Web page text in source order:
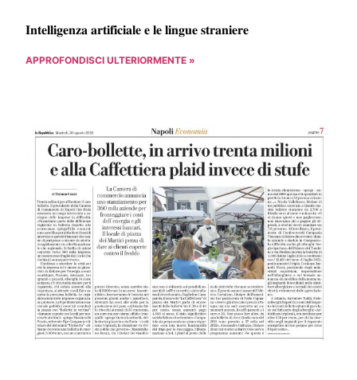
𝐈𝐧𝐭𝐞𝐥𝐥𝐢𝐠𝐞𝐧𝐳𝐚 𝐚𝐫𝐭𝐢𝐟𝐢𝐜𝐢𝐚𝐥𝐞 𝐞 𝐥𝐞 𝐥𝐢𝐧𝐠𝐮𝐞 𝐬𝐭𝐫𝐚𝐧𝐢𝐞𝐫𝐞
APPROFONDISCI ULTERIORMENTE »